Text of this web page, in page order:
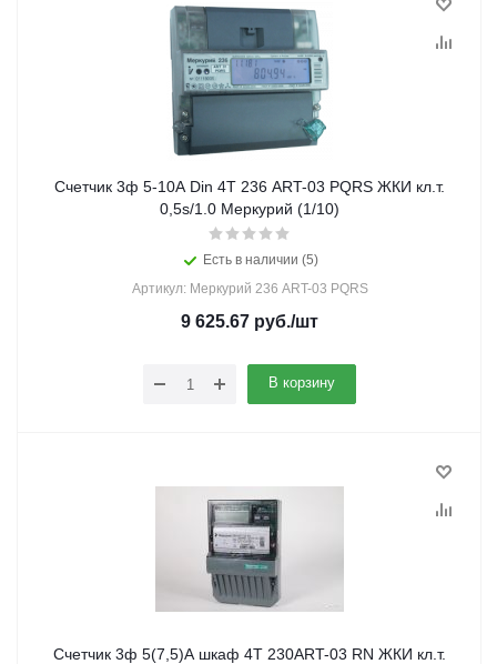
Счетчик 3ф 5-10А Din 4Т 236 ART-03 PQRS ЖКИ кл.т.
0,5s/1.0 Меркурий (1/10)
Есть в наличии (5)
Артикул: Меркурий 236 ART-03 PQRS
9 625.67 руб./шт
В корзину
Счетчик 3ф 5(7,5)А шкаф 4Т 230ART-03 RN ЖКИ кл.т.